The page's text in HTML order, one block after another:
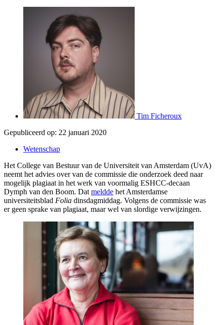
Tim Ficheroux
Gepubliceerd op: 22 januari 2020
Wetenschap
Het College van Bestuur van de Universiteit van Amsterdam (UvA)
neemt het advies over van de commissie die onderzoek deed naar
mogelijk plagiaat in het werk van voormalig ESHCC-decaan
Dymph van den Boom. Dat meldde het Amsterdamse
universiteitsblad Folia dinsdagmiddag. Volgens de commissie was
er geen sprake van plagiaat, maar wel van slordige verwijzingen.